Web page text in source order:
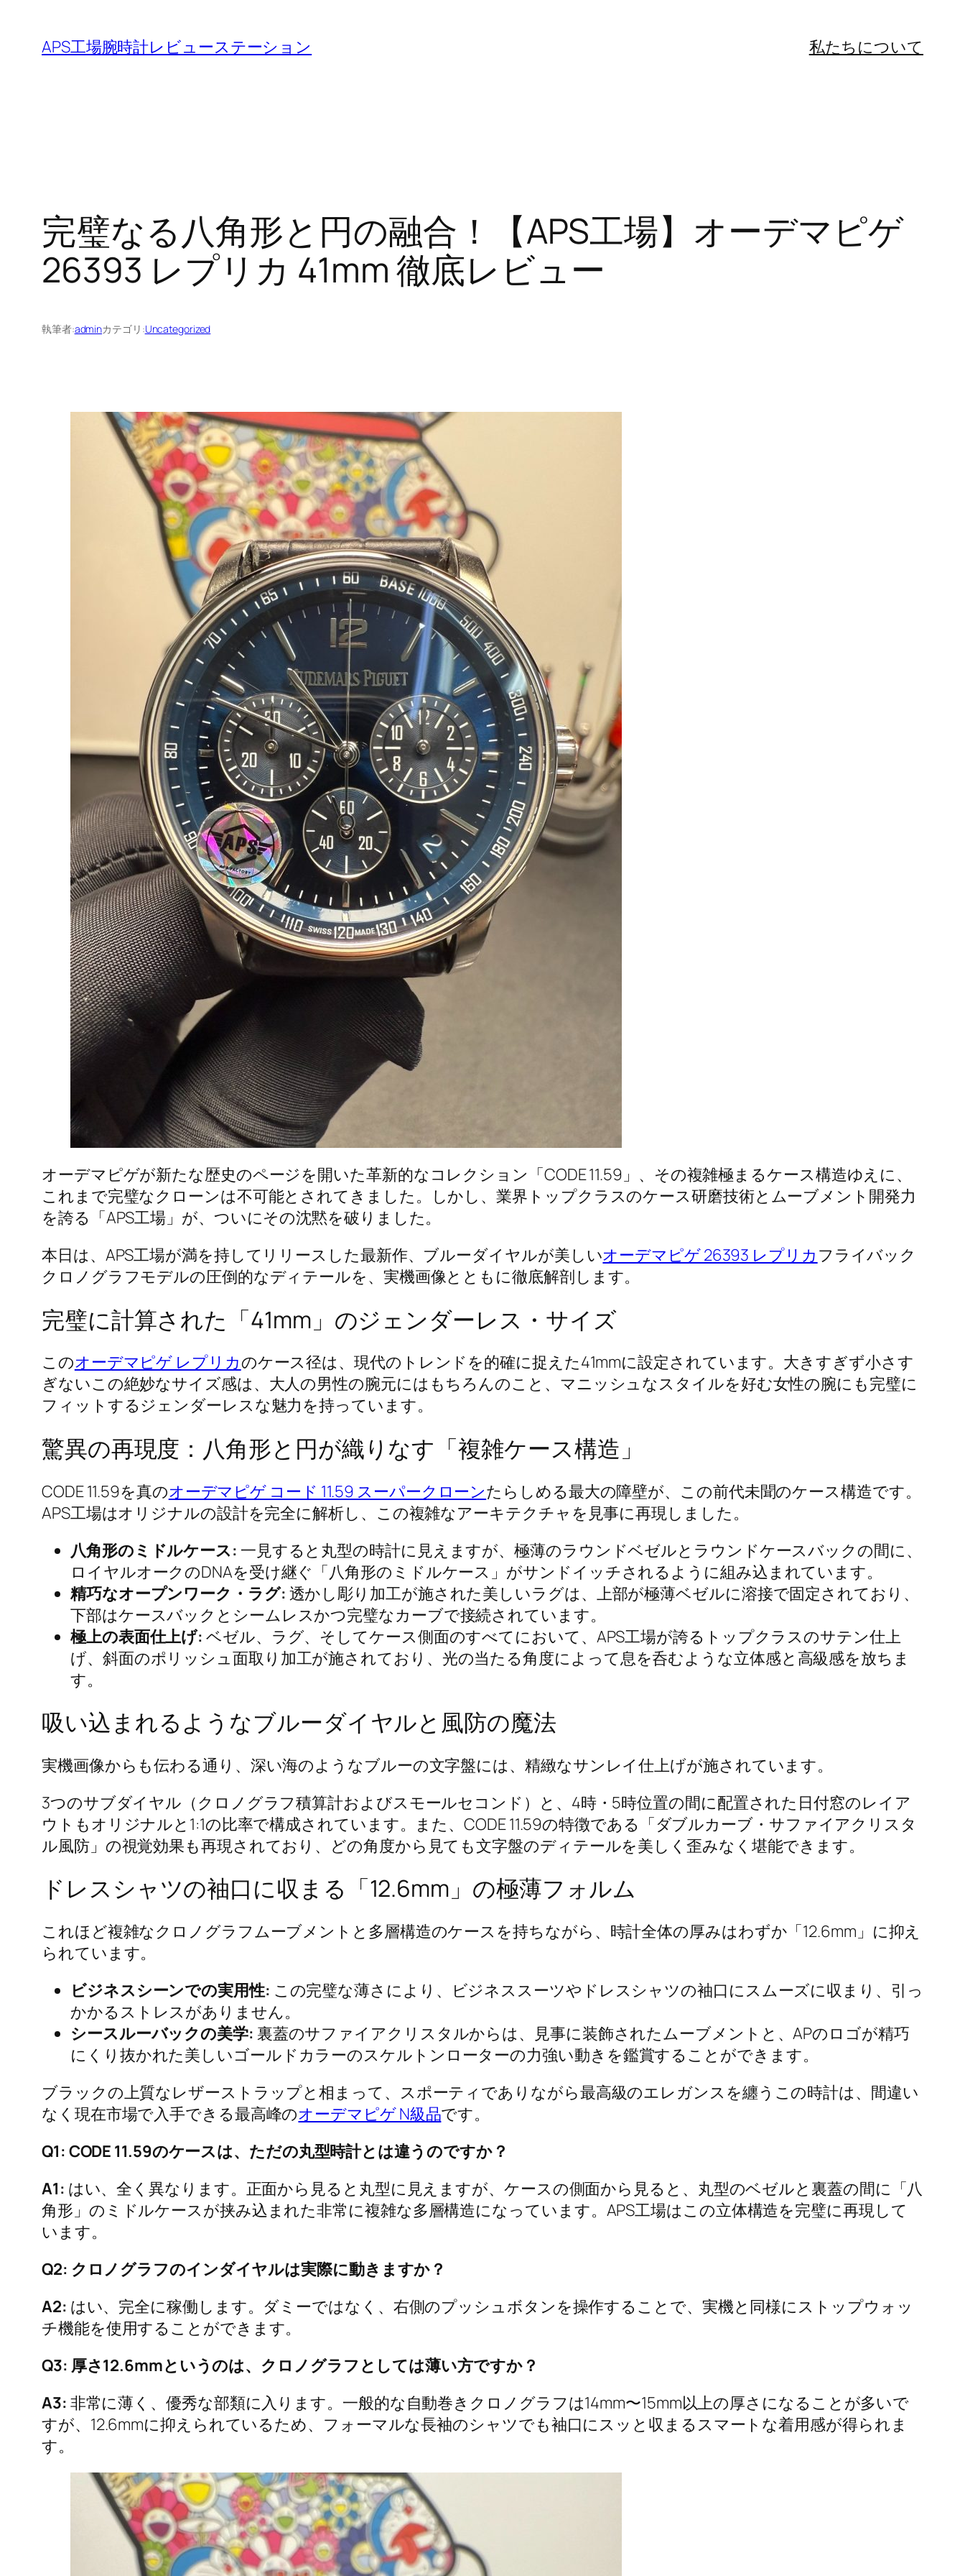
APS工場腕時計レビューステーション 私たちについて
完璧なる八角形と円の融合！【APS工場】オーデマピゲ
26393 レプリカ 41mm 徹底レビュー
執筆者:adminカテゴリ:Uncategorized
オーデマピゲが新たな歴史のページを開いた革新的なコレクション「CODE 11.59」、その複雑極まるケース構造ゆえに、
これまで完璧なクローンは不可能とされてきました。しかし、業界トップクラスのケース研磨技術とムーブメント開発力
を誇る「APS工場」が、ついにその沈黙を破りました。
本日は、APS工場が満を持してリリースした最新作、ブルーダイヤルが美しいオーデマピゲ 26393 レプリカ フライバック
クロノグラフモデルの圧倒的なディテールを、実機画像とともに徹底解剖します。
完璧に計算された「41mm」のジェンダーレス・サイズ
このオーデマピゲ レプリカのケース径は、現代のトレンドを的確に捉えた41mmに設定されています。大きすぎず小さす
ぎないこの絶妙なサイズ感は、大人の男性の腕元にはもちろんのこと、マニッシュなスタイルを好む女性の腕にも完璧に
フィットするジェンダーレスな魅力を持っています。
驚異の再現度：八角形と円が織りなす「複雑ケース構造」
CODE 11.59を真のオーデマピゲ コード 11.59 スーパークローンたらしめる最大の障壁が、この前代未聞のケース構造です。
APS工場はオリジナルの設計を完全に解析し、この複雑なアーキテクチャを見事に再現しました。
八角形のミドルケース: 一見すると丸型の時計に見えますが、極薄のラウンドベゼルとラウンドケースバックの間に、
ロイヤルオークのDNAを受け継ぐ「八角形のミドルケース」がサンドイッチされるように組み込まれています。
精巧なオープンワーク・ラグ: 透かし彫り加工が施された美しいラグは、上部が極薄ベゼルに溶接で固定されており、
下部はケースバックとシームレスかつ完璧なカーブで接続されています。
極上の表面仕上げ: ベゼル、ラグ、そしてケース側面のすべてにおいて、APS工場が誇るトップクラスのサテン仕上
げ、斜面のポリッシュ面取り加工が施されており、光の当たる角度によって息を呑むような立体感と高級感を放ちま
す。
吸い込まれるようなブルーダイヤルと風防の魔法
実機画像からも伝わる通り、深い海のようなブルーの文字盤には、精緻なサンレイ仕上げが施されています。
3つのサブダイヤル（クロノグラフ積算計およびスモールセコンド）と、4時・5時位置の間に配置された日付窓のレイア
ウトもオリジナルと1:1の比率で構成されています。また、CODE 11.59の特徴である「ダブルカーブ・サファイアクリスタ
ル風防」の視覚効果も再現されており、どの角度から見ても文字盤のディテールを美しく歪みなく堪能できます。
ドレスシャツの袖口に収まる「12.6mm」の極薄フォルム
これほど複雑なクロノグラフムーブメントと多層構造のケースを持ちながら、時計全体の厚みはわずか「12.6mm」に抑え
られています。
ビジネスシーンでの実用性: この完璧な薄さにより、ビジネススーツやドレスシャツの袖口にスムーズに収まり、引っ
かかるストレスがありません。
シースルーバックの美学: 裏蓋のサファイアクリスタルからは、見事に装飾されたムーブメントと、APのロゴが精巧
にくり抜かれた美しいゴールドカラーのスケルトンローターの力強い動きを鑑賞することができます。
ブラックの上質なレザーストラップと相まって、スポーティでありながら最高級のエレガンスを纏うこの時計は、間違い
なく現在市場で入手できる最高峰のオーデマピゲ N級品です。
Q1: CODE 11.59のケースは、ただの丸型時計とは違うのですか？
A1: はい、全く異なります。正面から見ると丸型に見えますが、ケースの側面から見ると、丸型のベゼルと裏蓋の間に「八
角形」のミドルケースが挟み込まれた非常に複雑な多層構造になっています。APS工場はこの立体構造を完璧に再現して
います。
Q2: クロノグラフのインダイヤルは実際に動きますか？
A2: はい、完全に稼働します。ダミーではなく、右側のプッシュボタンを操作することで、実機と同様にストップウォッ
チ機能を使用することができます。
Q3: 厚さ12.6mmというのは、クロノグラフとしては薄い方ですか？
A3: 非常に薄く、優秀な部類に入ります。一般的な自動巻きクロノグラフは14mm〜15mm以上の厚さになることが多いで
すが、12.6mmに抑えられているため、フォーマルな長袖のシャツでも袖口にスッと収まるスマートな着用感が得られま
す。